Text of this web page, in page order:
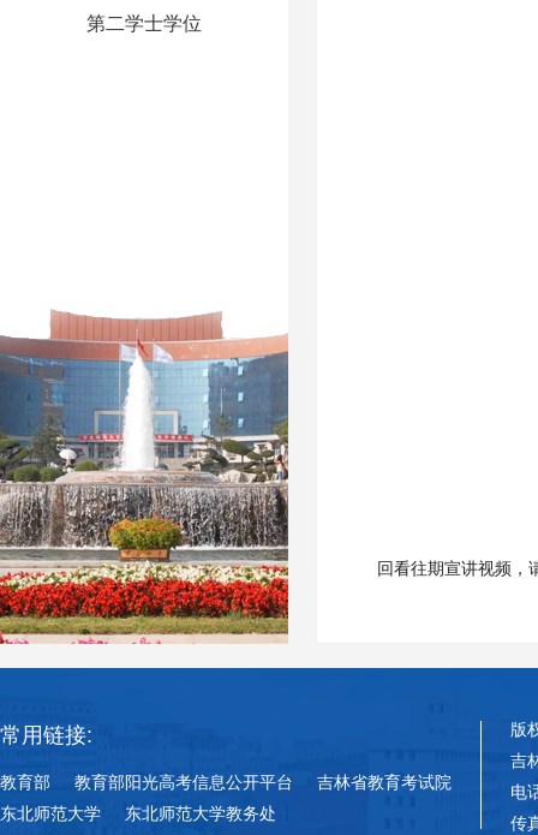
第二学士学位
回看往期宣讲视频，
常用链接:
教育部 教育部阳光高考信息公开平台
吉林省教育考试院
东北师范大学
东北师范大学教务处
版
吉
电
传